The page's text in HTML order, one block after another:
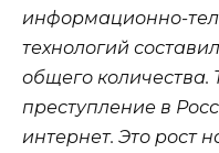
информационно-
технологий
общего количества.
преступление в
интернет. Это рост